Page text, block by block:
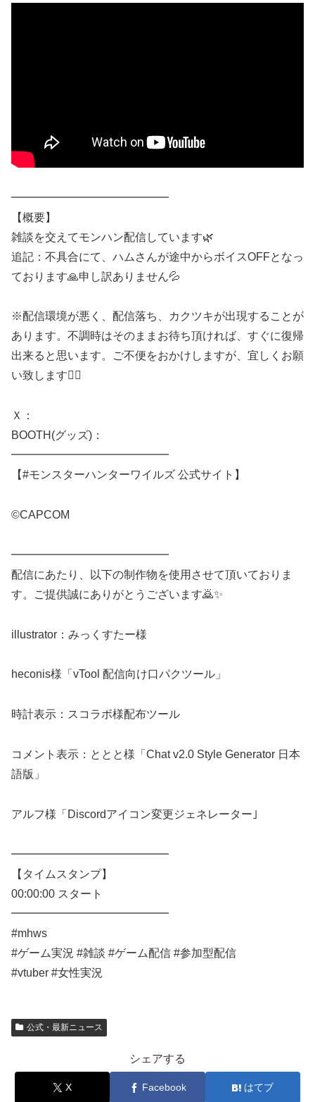
━━━━━━━━━━━━━━
【概要】
雑談を交えてモンハン配信しています🌿
追記：不具合にて、ハムさんが途中からボイスOFFとなっ
ております🙏申し訳ありません💦
※配信環境が悪く、配信落ち、カクツキが出現することが
あります。不調時はそのままお待ち頂ければ、すぐに復帰
出来ると思います。ご不便をおかけしますが、宜しくお願
い致します🙇‍♀️
Ｘ：
BOOTH(グッズ)：
━━━━━━━━━━━━━━
【#モンスターハンターワイルズ 公式サイト】
©CAPCOM
━━━━━━━━━━━━━━
配信にあたり、以下の制作物を使用させて頂いておりま
す。ご提供誠にありがとうございます🙇✨
illustrator：みっくすたー様
heconis様「vTool 配信向け口パクツール」
時計表示：スコラボ様配布ツール
コメント表示：ととと様「Chat v2.0 Style Generator 日本
語版」
アルフ様「Discordアイコン変更ジェネレーター｣
━━━━━━━━━━━━━━
【タイムスタンプ】
00:00:00 スタート
━━━━━━━━━━━━━━
#mhws
#ゲーム実況 #雑談 #ゲーム配信 #参加型配信
#vtuber #女性実況
公式・最新ニュース
シェアする
X Facebook はてブ